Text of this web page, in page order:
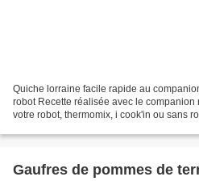
Quiche lorraine facile rapide au
robot Recette réalisée avec le
votre robot, thermomix, i cook'in ou sans
Gaufres de pommes de